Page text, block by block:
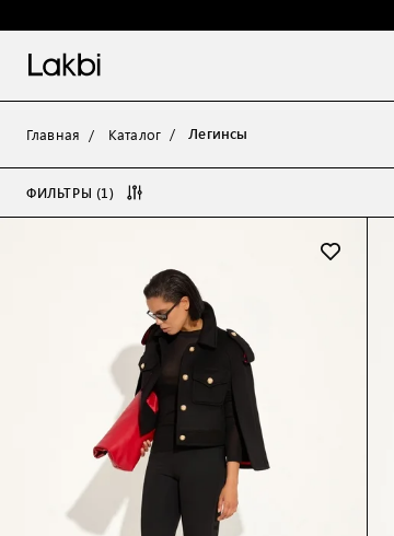
Главная Каталог Легинсы
ФИЛЬТРЫ (1)